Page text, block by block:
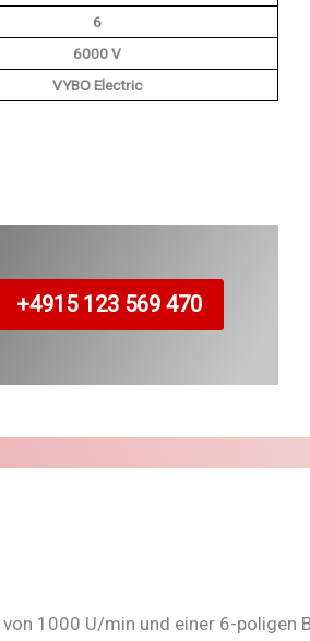
6
6000 V
VYBO Electric
+4915 123 569 470
1000 U/min und einer 6-